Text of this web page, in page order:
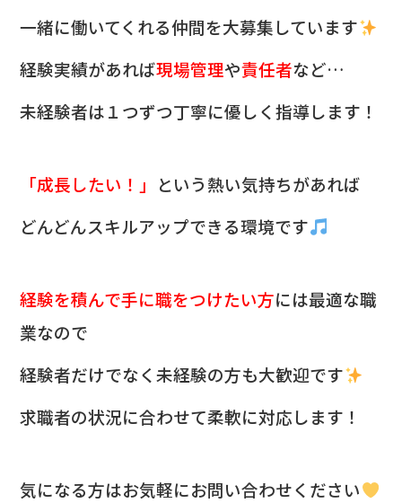
一緒に働いてくれる仲間を大募集しています
経験実績があれば現場管理や責任者など…
未経験者は１つずつ丁寧に優しく指導します！
「成長したい！」 という熱い気持ちがあれば
どんどんスキルアップできる環境です
経験を積んで手に職をつけたい方には最適な職
業なので
経験者だけでなく未経験の方も大歓迎です
求職者の状況に合わせて柔軟に対応します！
気になる方はお気軽にお問い合わせください